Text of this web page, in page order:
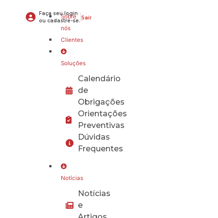
Sobre
nós
Clientes
Soluções
Calendário
de
Obrigações
Orientações
Preventivas
Dúvidas
Frequentes
Notícias
Notícias
e
Faça seu login
ou cadastre-se. Sair